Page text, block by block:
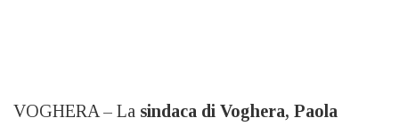
VOGHERA – La sindaca di Voghera, Paola